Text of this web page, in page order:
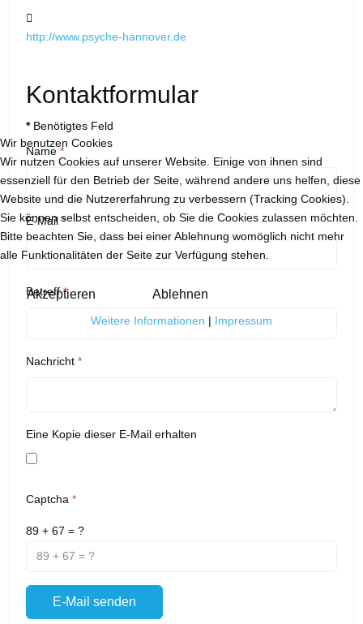
http://www.psyche-hannover.de
Kontaktformular
*Benötigtes Feld
Name*
E-Mail*
Betreff*
Nachricht *
Eine Kopie dieser E-Mail erhalten
Captcha *
89 + 67 = ?
E-Mail senden
Wir benutzen Cookies
Wir nutzen Cookies auf unserer Website. Einige von ihnen sind
essenziell für den Betrieb der Seite, während andere uns helfen, diese
Website und die Nutzererfahrung zu verbessern (Tracking Cookies).
Sie können selbst entscheiden, ob Sie die Cookies zulassen möchten.
Bitte beachten Sie, dass bei einer Ablehnung womöglich nicht mehr
alle Funktionalitäten der Seite zur Verfügung stehen.
Akzeptieren Ablehnen
Weitere Informationen | Impressum